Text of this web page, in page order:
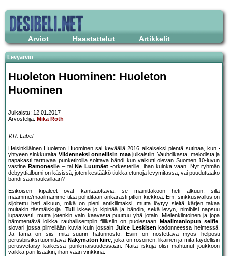
Arviot Haastattelut Artikkelit
Levyarvio
Huoleton Huominen: Huoleton
Huominen
Julkaistu: 12.01.2017
Arvostelija: Mika Roth
V.R. Label
Helsinkiläinen Huoleton Huominen sai keväällä 2016 aikaiseksi pientä sutinaa, kun
yhtyeen sinkkuraita Viidenneksi onnellisin maajulkaistiin. Vauhdikasta, melodista ja
napakasti tarttuvaa punketirollia soittava bändi kun vaikutti olevan Suomen 10-luvun
vastine Ramonesille – tai Ne Luumäet-orkesterille, ihan kuinka vaan. Nyt ryhmän
debyyttialbumi on käsissä, joten kestääkö tiukka etunoja levymitassa, vai puuduttaako
bändi saarnauksillaan?
Esikoisen kipaleet ovat kantaaottavia, se mainittakoon heti alkuun, sillä
maamme/maailmamme tilaa pohditaan ankarasti pitkin kiekkoa. Em. sinkkusivallus on
sijoitettu heti alkuun, mikä on pieni antikliimaksi, mutta löytyy sieltä kärjen takaa
muitakin täsmäiskuja. Tuliiskee jo kipinää ja bändin, sekä levyn, nimibiisi napsuu
lupaavasti, mutta jotenkin vain kaavasta puuttuu yhä jotain. Mielenkiintoinen ja jopa
hämmentävä loikka rauhallisempiin fiiliksiin on puolestaan
Maailmanlopun selfie,
slovari jossa piirrellään kuvia kuin jossainJuice Leskisen kadonneessa helmessä.
Ja tämä on siis mitä suurin hatunnosto. Esiin on nostettava myös helposti
perusbiisiksi tuomittava Näkymätön kiire, joka on rosoinen, likainen ja mitä täydellisin
perusvetäisy kaikessa punkmaisuudessaan. Näitä iskuja olisi mahtunut joukkoon
vaikka pari lisääkin, ihan vaan vinkkinä.